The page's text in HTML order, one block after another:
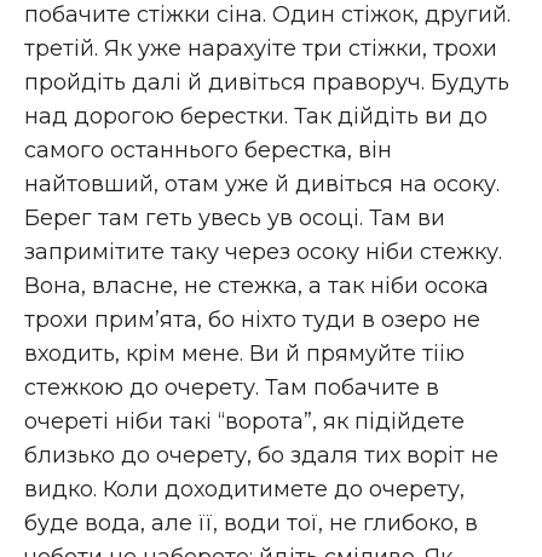
побачите стiжки сiна. Один стiжок, другий.
третiй. Як уже нарахуіте три стiжки, трохи
пройдiть далi й дивiться праворуч. Будуть
над дорогою берестки. Так дiйдiть ви до
самого останнього берестка, вiн
найтовший, отам уже й дивiться на осоку.
Берег там геть увесь ув осоцi. Там ви
запримiтите таку через осоку нiби стежку.
Вона, власне, не стежка, а так нiби осока
трохи прим’ята, бо нiхто туди в озеро не
входить, крiм мене. Ви й прямуйте тiію
стежкою до очерету. Там побачите в
очеретi нiби такi “ворота”, як пiдiйдете
близько до очерету, бо здаля тих ворiт не
видко. Коли доходитимете до очерету,
буде вода, але її, води тої, не глибоко, в